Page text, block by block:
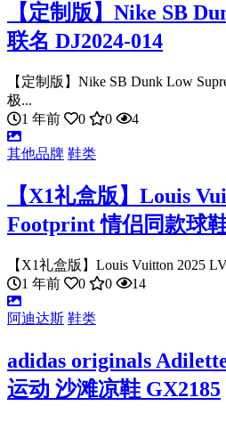
【定制版】Nike SB
联名 DJ2024-014
【定制版】Nike SB Dunk Low
极...
1 年前
0 0 4
其他品牌 鞋类
【X1礼盒版】Louis
Footprint 情侣同款球
【X1礼盒版】Louis Vuitton 2025
1 年前
0 0 14
阿迪达斯 鞋类
adidas originals
运动 沙滩凉鞋 GX2185